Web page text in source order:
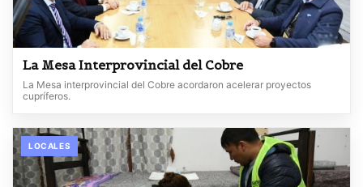
La Mesa Interprovincial del Cobre
La Mesa interprovincial del Cobre acordaron acelerar proyectos
cupríferos.
LOCALES